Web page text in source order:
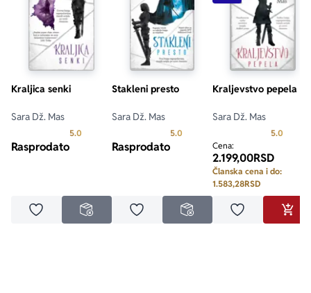
Kraljica senki
Sara Dž. Mas
5.0 Prosecna ocena je 5.0 od 5
Rasprodato
Dodaj u omiljeneNEDOSTUPNO
Stakleni presto
Sara Dž. Mas
5.0 Prosecna ocena je 5.0 od 5
Rasprodato
Dodaj u omiljeneNEDOSTUPNO
Kraljevstvo pepela
Sara Dž. Mas
5.0
Cena:
2.199,00RSD
Članska cena i do:
1.583,28RSD
Dodaj u